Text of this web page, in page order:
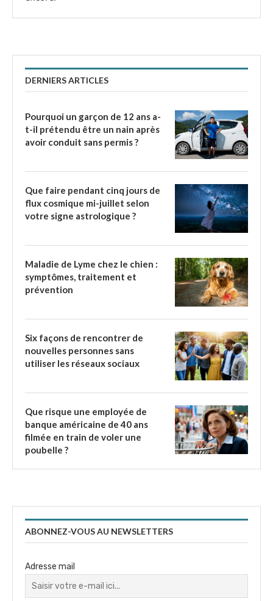
DERNIERS ARTICLES
Pourquoi un garçon de 12 ans a-
t-il prétendu être un nain après
avoir conduit sans permis ?
Que faire pendant cinq jours de
flux cosmique mi-juillet selon
votre signe astrologique ?
Maladie de Lyme chez le chien :
symptômes, traitement et
prévention
Six façons de rencontrer de
nouvelles personnes sans
utiliser les réseaux sociaux
Que risque une employée de
banque américaine de 40 ans
filmée en train de voler une
poubelle ?
ABONNEZ-VOUS AU NEWSLETTERS
Adresse mail